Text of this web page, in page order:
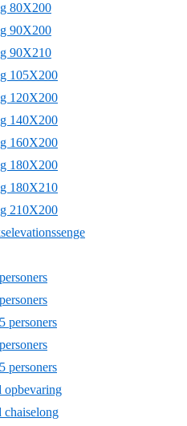
80X200
90X200
90X210
105X200
120X200
140X200
160X200
180X200
180X210
210X200
personers
personers
opbevaring
chaiselong